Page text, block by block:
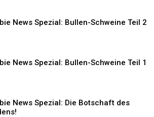
News Spezial: Bullen-Schweine Teil 2
News Spezial: Bullen-Schweine Teil 1
News Spezial: Die Botschaft des